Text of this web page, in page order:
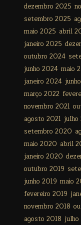
dezembro 2025
setembro 2025
maio 2025 abril
janeiro 2025
outubro 2024
junho 2024 maio
janeiro 2024
março 2022
novembro 2021
agosto 2021 julho
setembro 2020
maio 2020 abril
janeiro 2020
outubro 2019
junho 2019 maio
fevereiro 2019
novembro 2018
agosto 2018